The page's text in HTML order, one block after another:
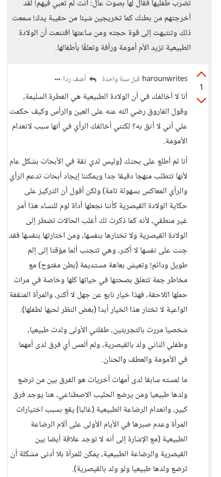
تضرب طفليها فقال لها بصوت عال: أنت لم تعبي فيهم! لقد
أخرجتهم من بطنك كما تخريجين شيئا من حقيبة يدك! سمعت
ذلك وتنتبهت إلى قوة حجته ومن ساعتها اقتنعت أن الولادة
الطبيعية تزيد الأم أمومة ورأفة وتعلقًا بأطفالها.
1
harounwrites قبل سنة واحدة أضف ردا
أنا لا أخالفك في أن الولادة الطبيعية هي الفطرة السليمة،
وقول الفاروق رضي الله عنه على العين والرأس وكيف حكمت
علي أني لا أثق به؟ لكنني أخالفك الرأي في أنها سبب لانعدام
الأمومة.
أنا لم أطلع على بحثك (وليس لدي ثقة في الأبحاث بشكل عام
لأنها تتطلب منهجا دقيقا جدا ويمكننا إيجاد أبحاث تدعم الرأي
والرأي المعاكس بسهولة تامة) ولكن أقول أن التركيز على
حكاية الولادة القيصرية كأننا نجعلها أداة لوم للنساء هذا أمر
غير منطقي، لأنه كما ذكرت لك أغلب الحالات تضطر إلى
الولادة القيصرية ولا تختارها بنفسها، ومن اختارتها بنفسها فقد
جنت على نفسها لا أكثر، وهي تتجنب ألما مؤقتا إلى إلم
طويل ودائم! وتعيش بعاهة مستديمة (بطن مفتوح) مع
مخاطر جمة تتعلق بصحتها في حياتها كلها وخاصة في مرات
حملها اللاحقة، فهذا خيار نابع عن جهل لا أكثر، والمرأة المثقفة
الواعية لا تختار هذا الخيار أبدا (بغض النظر لحبها لطفلها).
شخصيا مررت بالتجربتين، طفلتي الأولى ولدت طبيعيا،
وطفلي الثاني ولد بالقيصرية، ولم ألمس أي فرق لدى أمهما
في الأمومة والعطف والحنان.
ما لمسته سابقا لدى أمهات أخريات هو الفرق بين من ترضع
ولدها طبيعيا ومن يرضع الحليب الاصطناعي، هنا يوجد فرق
كبير، وانعدام الرضاعة الطبيعية (غالبا) يقع بسبب اختيارات
المرأة وعدم صبرها في الأيام الأولى على آلام الرضاعة
الطبيعية (مع الإشارة إلى أنه لا توجد علاقة أيضا بين
القيصرية والرضاعة الطبيعية، يمكن للمرأة بلا أدنى مشكلة أن
ترضع ولدها طبيعيا ولو ولد بالقيصرية).